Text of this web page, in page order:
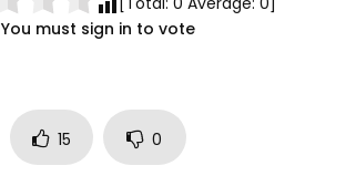
You must sign in to vote
15 0